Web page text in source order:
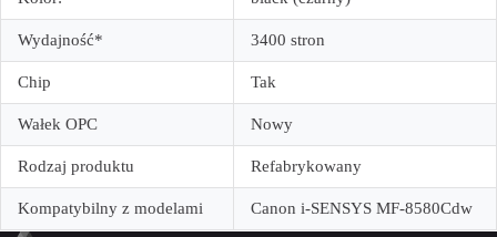
Wydajność* 3400 stron
Chip Tak
Wałek OPC Nowy
Rodzaj produktu Refabrykowany
Kompatybilny z modelami Canon i-SENSYS MF-8580Cdw